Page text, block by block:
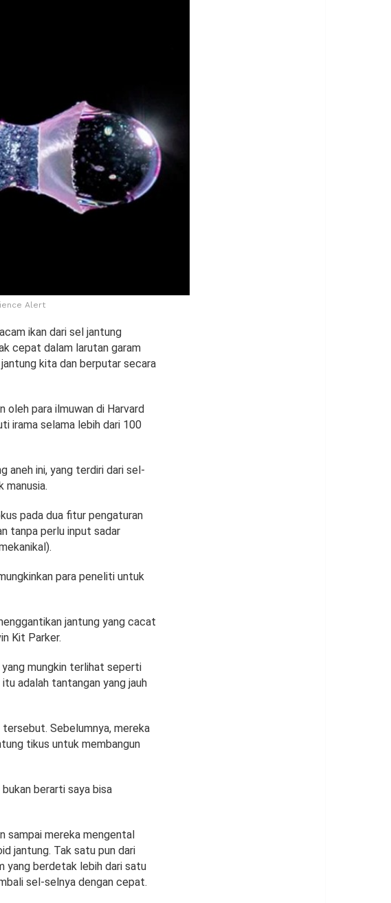
Alert
ikan dari sel jantung
cepat dalam larutan garam
kita dan berputar secara
oleh para ilmuwan di Harvard
irama selama lebih dari 100
aneh ini, yang terdiri dari sel-
manusia.
pada dua fitur pengaturan
tanpa perlu input sadar
para peneliti untuk
jantung yang cacat
Kit Parker.
mungkin terlihat seperti
adalah tantangan yang jauh
Sebelumnya, mereka
tikus untuk membangun
berarti saya bisa
sampai mereka mengental
jantung. Tak satu pun dari
yang berdetak lebih dari satu
sel-selnya dengan cepat.